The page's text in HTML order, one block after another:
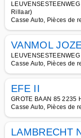
Rillaar)
Casse Auto, Pièces de
VANMOL
Casse Auto, Pièces de
EFE II
GROTE BAAN 85 2235
Casse Auto, Pièces de
LAMBRECHT